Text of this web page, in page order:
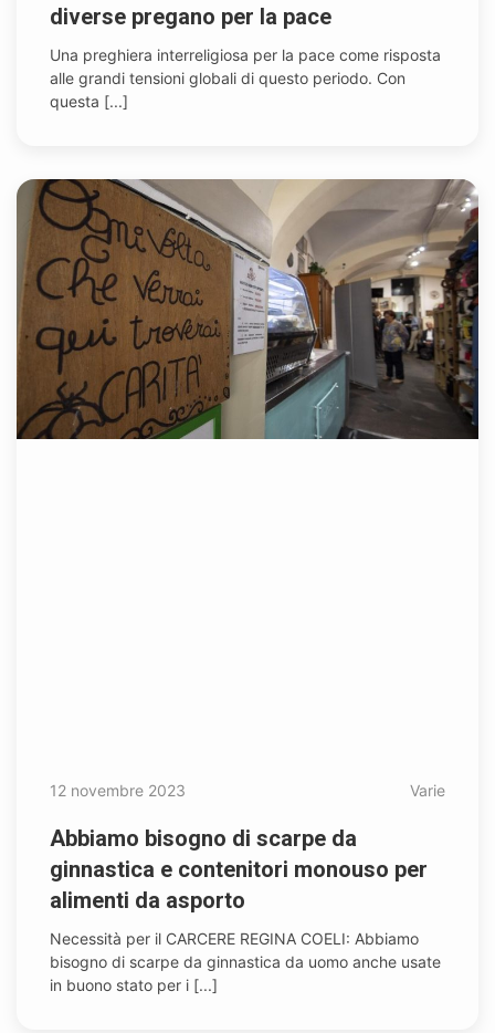
diverse pregano per la pace
Una preghiera interreligiosa per la pace come risposta
alle grandi tensioni globali di questo periodo. Con
questa [...]
12 novembre 2023 Varie
Abbiamo bisogno di scarpe da
ginnastica e contenitori monouso per
alimenti da asporto
Necessità per il CARCERE REGINA COELI: Abbiamo
bisogno di scarpe da ginnastica da uomo anche usate
in buono stato per i [...]